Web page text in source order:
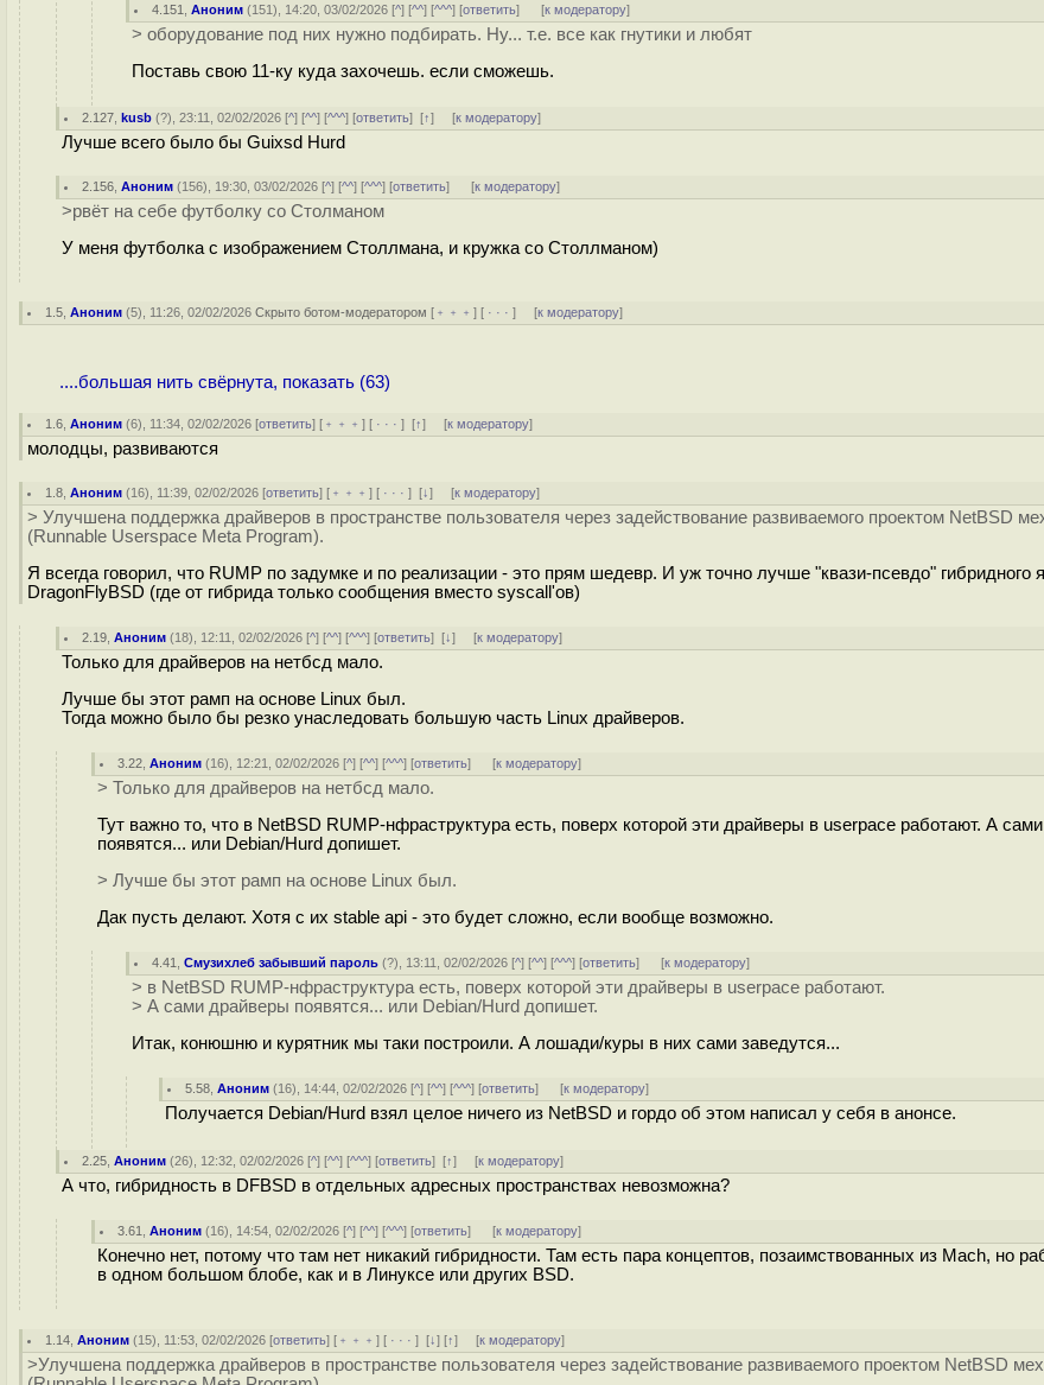
4.151 ,Аноним (151), 14:20, 03/02/2026 [^] [^^] [^^^] [ответить] [к модератору]
> оборудование под них нужно подбирать. Ну... т.е. все как гнутики и любят
Поставь свою 11-ку куда захочешь. если сможешь.
2.127 ,kusb (?), 23:11, 02/02/2026 [^] [^^] [^^^] [ответить][↑] [к модератору]
Лучше всего было бы Guixsd Hurd
2.156 ,Аноним (156), 19:30, 03/02/2026 [^] [^^] [^^^] [ответить] [к модератору]
>рвёт на себе футболку со Столманом
У меня футболка с изображением Столлмана, и кружка со Столлманом)
1.5 ,Аноним (5), 11:26, 02/02/2026Скрыто ботом-модератором [ ﹢﹢﹢] [ · · ·] [к модератору]
....большая нить свёрнута, показать (63)
1.6 ,Аноним (6), 11:34, 02/02/2026 [ответить] [ ﹢﹢﹢] [ · · ·][↑] [к модератору]
молодцы, развиваются
1.8 ,Аноним (16), 11:39, 02/02/2026 [ответить] [ ﹢﹢﹢] [ · · ·][↓] [к модератору]
> Улучшена поддержка драйверов в пространстве пользователя через задействование развиваемого проектом NetBSD
(Runnable Userspace Meta Program).
Я всегда говорил, что RUMP по задумке и по реализации - это прям шедевр. И уж точно лучше "квази-псевдо" гибридного
DragonFlyBSD (где от гибрида только сообщения вместо syscall'ов)
2.19 ,Аноним (18), 12:11, 02/02/2026 [^] [^^] [^^^] [ответить][↓] [к модератору]
Только для драйверов на нетбсд мало.
Лучше бы этот рамп на основе Linux был.
Тогда можно было бы резко унаследовать большую часть Linux драйверов.
3.22 ,Аноним (16), 12:21, 02/02/2026 [^] [^^] [^^^] [ответить] [к модератору]
> Только для драйверов на нетбсд мало.
Тут важно то, что в NetBSD RUMP-нфраструктура есть, поверх которой эти драйверы в userpace работают. А
появятся... или Debian/Hurd допишет.
> Лучше бы этот рамп на основе Linux был.
Дак пусть делают. Хотя с их stable api - это будет сложно, если вообще возможно.
4.41 ,Смузихлеб забывший пароль (?), 13:11, 02/02/2026 [^] [^^] [^^^] [ответить] [к модератору]
> в NetBSD RUMP-нфраструктура есть, поверх которой эти драйверы в userpace работают.
> А сами драйверы появятся... или Debian/Hurd допишет.
Итак, конюшню и курятник мы таки построили. А лошади/куры в них сами заведутся...
5.58 ,Аноним (16), 14:44, 02/02/2026 [^] [^^] [^^^] [ответить] [к модератору]
Получается Debian/Hurd взял целое ничего из NetBSD и гордо об этом написал у себя в анонсе.
2.25 ,Аноним (26), 12:32, 02/02/2026 [^] [^^] [^^^] [ответить][↑] [к модератору]
А что, гибридность в DFBSD в отдельных адресных пространствах невозможна?
3.61 ,Аноним (16), 14:54, 02/02/2026 [^] [^^] [^^^] [ответить] [к модератору]
Конечно нет, потому что там нет никакий гибридности. Там есть пара концептов, позаимствованных из Mach, но
в одном большом блобе, как и в Линуксе или других BSD.
1.14 ,Аноним (15), 11:53, 02/02/2026 [ответить] [ ﹢﹢﹢] [ · · ·][↓] [↑] [к модератору]
>Улучшена поддержка драйверов в пространстве пользователя через задействование развиваемого проектом NetBSD